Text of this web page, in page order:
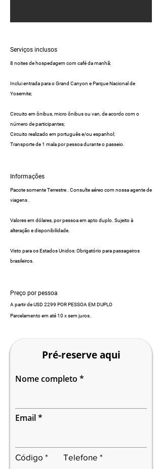
Serviços inclusos
8 noites de hospedagem com café da manhã;
Inclui entrada para o Grand Canyon e Parque Nacional de
Yosemite;
Circuito em ônibus, micro ônibus ou van, de acordo com o
número de participantes;
Circuito realizado em português e/ou espanhol;
Transporte de 1 mala por pessoa durante o passeio.
Informações
Pacote somente Terrestre . Consulte aéreo com nossa agente de
viagens .
Valores em dólares, por pessoa em apto duplo. Sujeito à
alteração e disponibilidade.
Visto para os Estados Unidos: Obrigatório para passageiros
brasileiros.
Preço por pessoa
A partir de USD 2299 POR PESSOA EM DUPLO
Parcelamento em até 10 x sem juros.
Pré-reserve aqui
Nome completo
Email
Código Telefone